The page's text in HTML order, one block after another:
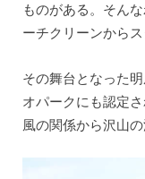
ものがある。そん
ーチクリーンからス
その舞台となった
オパークにも認定
風の関係から沢山